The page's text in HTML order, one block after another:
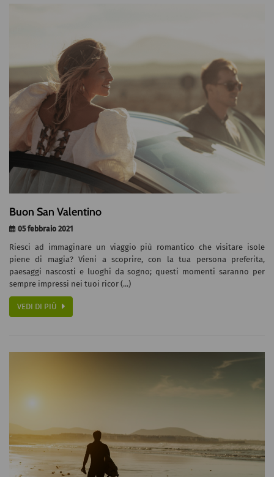
Buon San Valentino
05 febbraio 2021
Riesci ad immaginare un viaggio più romantico che visitare isole
piene di magia? Vieni a scoprire, con la tua persona preferita,
paesaggi nascosti e luoghi da sogno; questi momenti saranno per
sempre impressi nei tuoi ricor (...)
VEDI DI PIÙ